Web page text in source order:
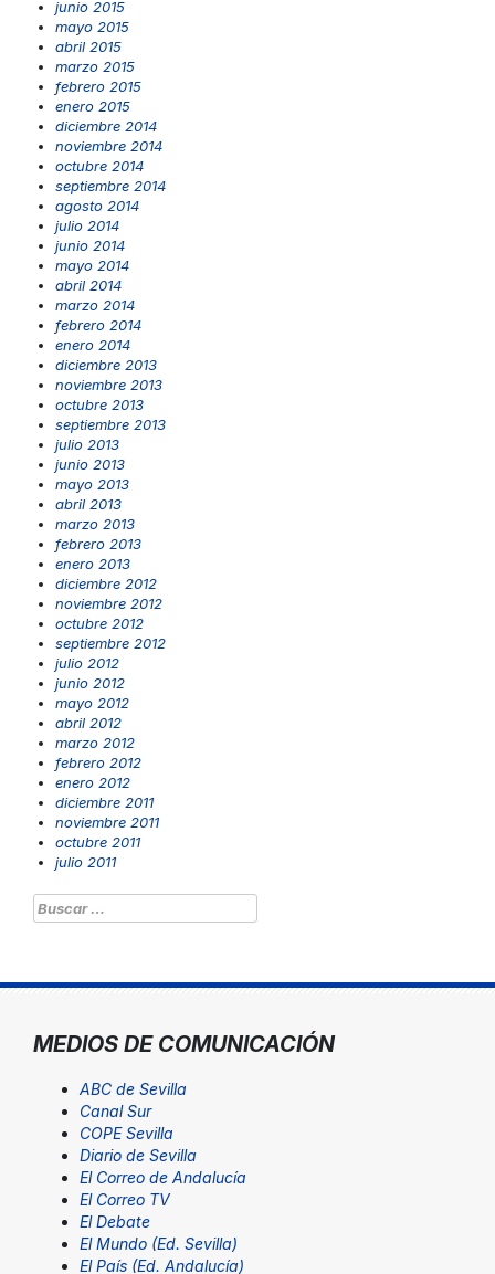
junio 2015
mayo 2015
abril 2015
marzo 2015
febrero 2015
enero 2015
diciembre 2014
noviembre 2014
octubre 2014
septiembre 2014
agosto 2014
julio 2014
junio 2014
mayo 2014
abril 2014
marzo 2014
febrero 2014
enero 2014
diciembre 2013
noviembre 2013
octubre 2013
septiembre 2013
julio 2013
junio 2013
mayo 2013
abril 2013
marzo 2013
febrero 2013
enero 2013
diciembre 2012
noviembre 2012
octubre 2012
septiembre 2012
julio 2012
junio 2012
mayo 2012
abril 2012
marzo 2012
febrero 2012
enero 2012
diciembre 2011
noviembre 2011
octubre 2011
julio 2011
Buscar:
MEDIOS DE COMUNICACIÓN
ABC de Sevilla
Canal Sur
COPE Sevilla
Diario de Sevilla
El Correo de Andalucía
El Correo TV
El Debate
El Mundo (Ed. Sevilla)
El País (Ed. Andalucía)